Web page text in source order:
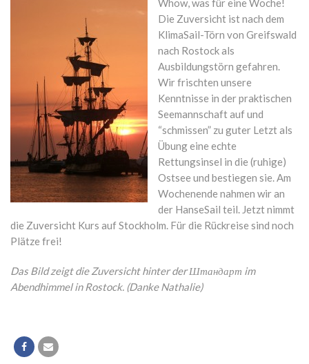
Whow, was für eine Woche!
Die Zuversicht ist nach dem
KlimaSail-Törn von Greifswald
nach Rostock als
Ausbildungstörn gefahren.
Wir frischten unsere
Kenntnisse in der praktischen
Seemannschaft auf und
“schmissen” zu guter Letzt als
Übung eine echte
Rettungsinsel in die (ruhige)
Ostsee und bestiegen sie. Am
Wochenende nahmen wir an
der HanseSail teil. Jetzt nimmt
die Zuversicht Kurs auf Stockholm. Für die Rückreise sind noch
Plätze frei!
Das Bild zeigt die Zuversicht hinter der Штандарт im
Abendhimmel in Rostock. (Danke Nathalie)